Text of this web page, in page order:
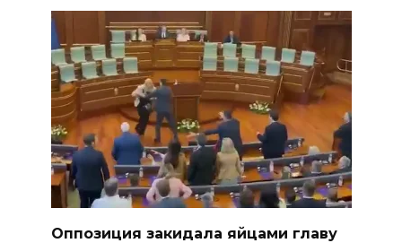
Оппозиция закидала яйцами главу